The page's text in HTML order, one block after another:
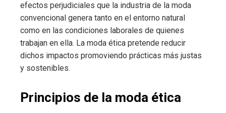
efectos perjudiciales que la industria de la moda
convencional genera tanto en el entorno natural
como en las condiciones laborales de quienes
trabajan en ella. La moda ética pretende reducir
dichos impactos promoviendo prácticas más justas
y sostenibles.
Principios de la moda ética